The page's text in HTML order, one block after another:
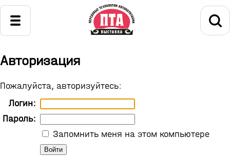
Авторизация
Пожалуйста, авторизуйтесь:
Логин:
Пароль:
Запомнить меня на этом компьютере